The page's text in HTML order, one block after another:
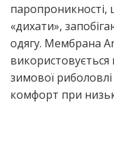
паро­про­ни­кно­сті,
«диха­ти»,
одя­гу. Мем­бра­на
вико­ри­сто­ву­є­ться
зимо­вої
ком­форт при